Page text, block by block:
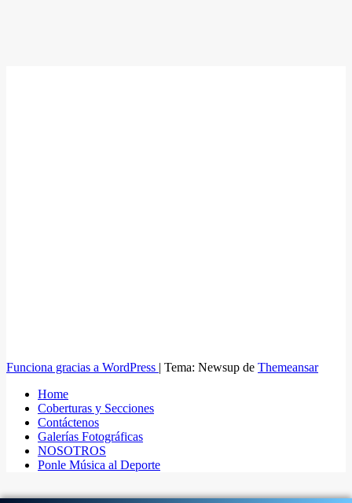
Funciona gracias a WordPress | Tema: Newsup de Themeansar
Home
Coberturas y Secciones
Contáctenos
Galerías Fotográficas
NOSOTROS
Ponle Música al Deporte